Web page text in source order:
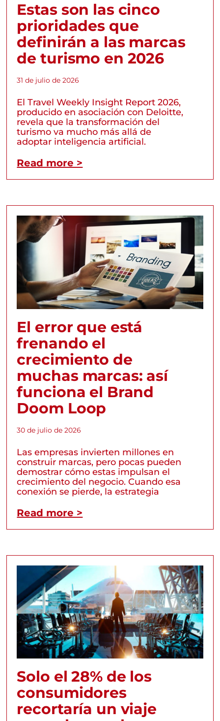
Estas son las cinco
prioridades que
definirán a las marcas
de turismo en 2026
31 de julio de 2026
El Travel Weekly Insight Report 2026,
producido en asociación con Deloitte,
revela que la transformación del
turismo va mucho más allá de
adoptar inteligencia artificial.
Read more >
El error que está
frenando el
crecimiento de
muchas marcas: así
funciona el Brand
Doom Loop
30 de julio de 2026
Las empresas invierten millones en
construir marcas, pero pocas pueden
demostrar cómo estas impulsan el
crecimiento del negocio. Cuando esa
conexión se pierde, la estrategia
Read more >
Solo el 28% de los
consumidores
recortaría un viaje